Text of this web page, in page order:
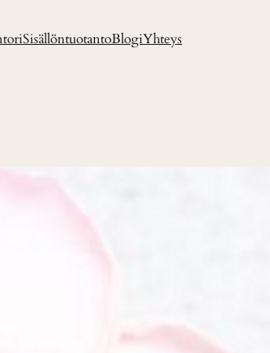
SisällöntuotantoBlogiYhteys